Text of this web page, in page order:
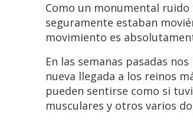
Como un monumental
seguramente estaban
movimiento es
En las semanas pasadas
nueva llegada a los reinos
pueden sentirse como si
musculares y otros varios